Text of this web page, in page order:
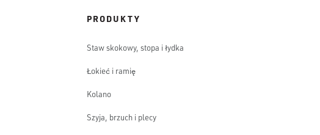
PRODUKTY
Staw skokowy, stopa i łydka
Łokieć i ramię
Kolano
Szyja, brzuch i plecy